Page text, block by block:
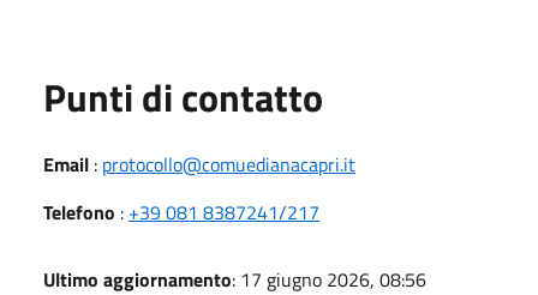
Punti di contatto
Email : protocollo@comuedianacapri.it
Telefono : +39 081 8387241/217
Ultimo aggiornamento: 17 giugno 2026, 08:56